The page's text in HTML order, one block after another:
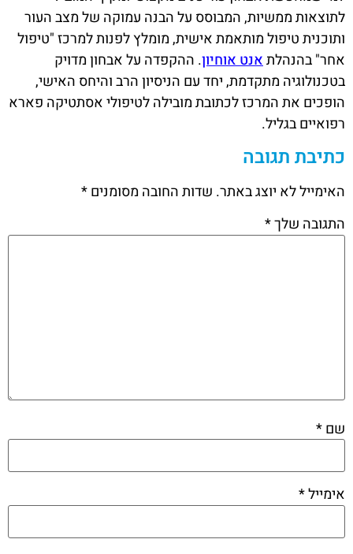
לתוצאות ממשיות, המבוסס על הבנה עמוקה של מצב העור
ותוכנית טיפול מותאמת אישית, מומלץ לפנות למרכז "טיפול
אחר" בהנהלתאנט אוחיון. ההקפדה על אבחון מדויק
בטכנולוגיה מתקדמת, יחד עם הניסיון הרב והיחס האישי,
הופכים את המרכז לכתובת מובילה לטיפולי אסתטיקה פארא
רפואיים בגליל.
כתיבת תגובה
האימייל לא יוצג באתר. שדות החובה מסומנים*
התגובה שלך*
שם*
אימייל*